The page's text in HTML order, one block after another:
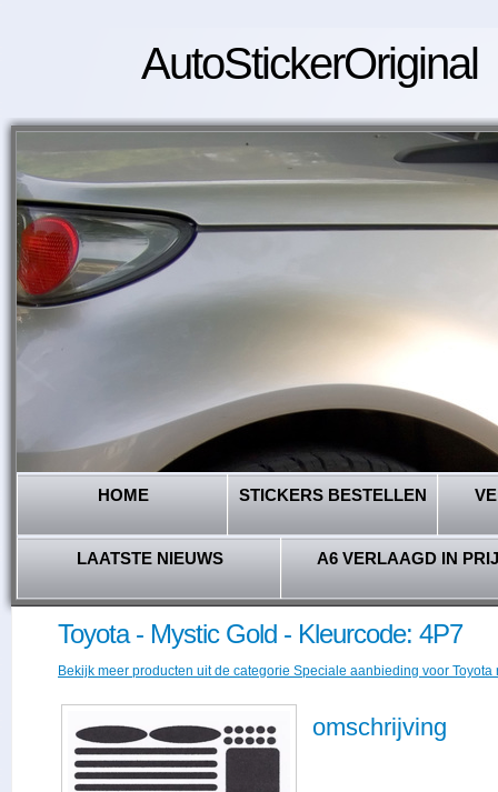
AutoStickerOriginal
HOME STICKERS BESTELLEN
LAATSTE NIEUWS A6 VERLAAGD IN
Toyota - Mystic Gold - Kleurcode: 4P7
Bekijk meer producten uit de categorie Speciale aanbieding voor Toyota
omschrijving